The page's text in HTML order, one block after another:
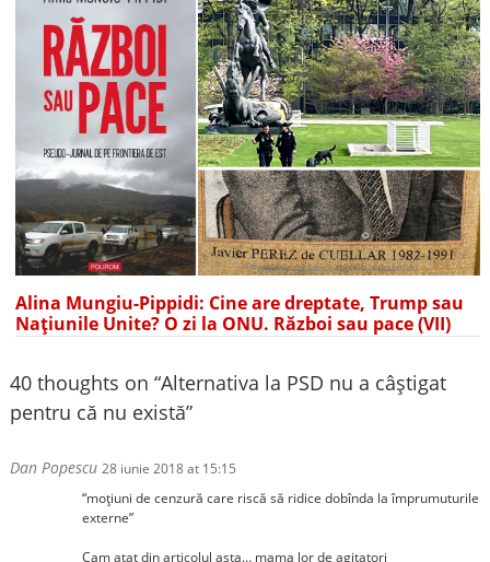
Alina Mungiu-Pippidi: Cine are dreptate, Trump sau
Națiunile Unite? O zi la ONU. Război sau pace (VII)
40 thoughts on “Alternativa la PSD nu a câștigat
pentru că nu există”
Dan Popescu 28 iunie 2018 at 15:15
“moțiuni de cenzură care riscă să ridice dobînda la împrumuturile
externe”
Cam atat din articolul asta… mama lor de agitatori